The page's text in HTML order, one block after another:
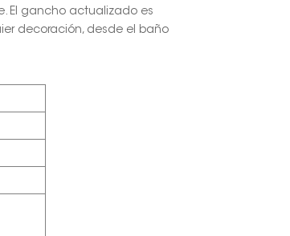
El gancho actualizado es
decoración, desde el baño